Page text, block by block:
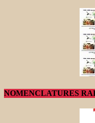
NOMENCLATURES